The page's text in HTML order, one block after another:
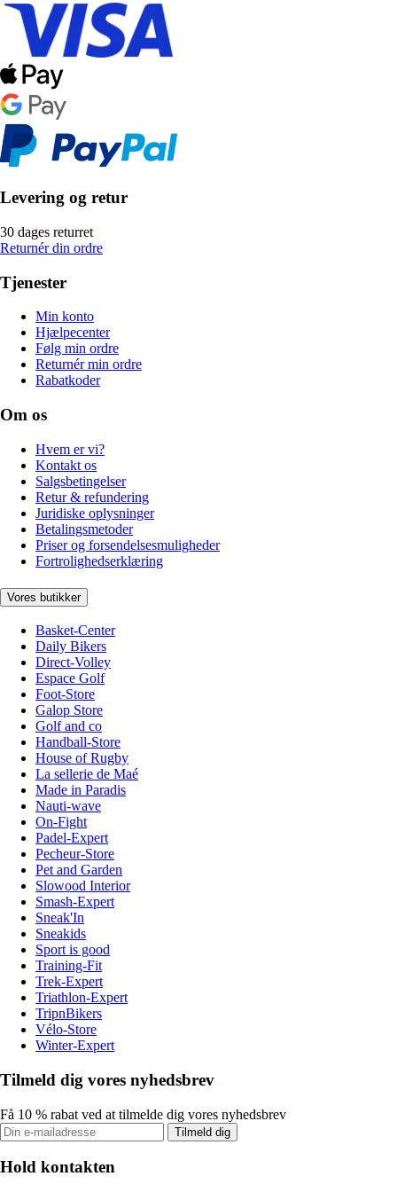
Levering og retur
30 dages returret
Returnér din ordre
Tjenester
Min konto
Hjælpecenter
Følg min ordre
Returnér min ordre
Rabatkoder
Om os
Hvem er vi?
Kontakt os
Salgsbetingelser
Retur & refundering
Juridiske oplysninger
Betalingsmetoder
Priser og forsendelsesmuligheder
Fortrolighedserklæring
Vores butikker
Basket-Center
Daily Bikers
Direct-Volley
Espace Golf
Foot-Store
Galop Store
Golf and co
Handball-Store
House of Rugby
La sellerie de Maé
Made in Paradis
Nauti-wave
On-Fight
Padel-Expert
Pecheur-Store
Pet and Garden
Slowood Interior
Smash-Expert
Sneak'In
Sneakids
Sport is good
Training-Fit
Trek-Expert
Triathlon-Expert
TripnBikers
Vélo-Store
Winter-Expert
Tilmeld dig vores nyhedsbrev
Få 10 % rabat ved at tilmelde dig vores nyhedsbrev
Tilmeld dig
Hold kontakten